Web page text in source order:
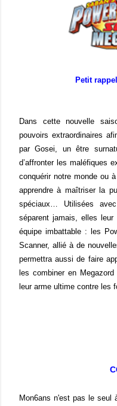
Petit
Dans cette nouvelle
pouvoirs extraordinaires
par Gosei, un être
d’affronter les maléfiques
conquérir notre monde ou
apprendre à maîtriser la
spéciaux… Utilisées
séparent jamais, elles
équipe imbattable : les
Scanner, allié à de
permettra aussi de faire
les combiner en
leur arme ultime contre les
Mon6ans n'est pas le